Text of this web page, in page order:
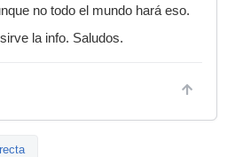
no todo el mundo hará eso.
la info. Saludos.